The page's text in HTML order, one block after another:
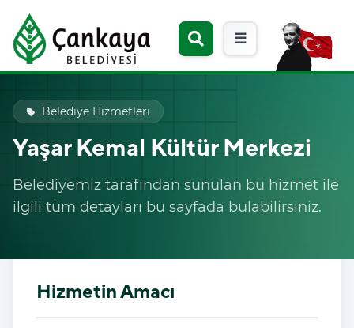
☰
local_offer Belediye Hizmetleri
Yaşar Kemal Kültür Merkezi
Belediyemiz tarafından sunulan bu hizmet ile
ilgili tüm detayları bu sayfada bulabilirsiniz.
Hizmetin Amacı